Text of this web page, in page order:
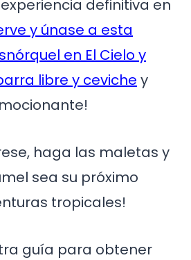
definitiva en
y únase a esta
en El Cielo y
libre y ceviche y
haga las maletas y
sea su próximo
tropicales!
guía para obtener